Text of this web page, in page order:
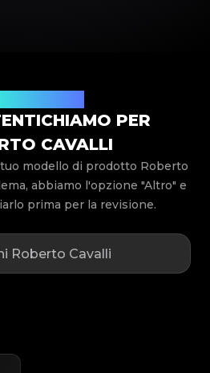
PER
CAVALLI
modello di prodotto Roberto
abbiamo l'opzione "Altro" e
prima per la revisione.